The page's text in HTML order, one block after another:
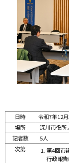
日時
令和7年12月
場所
深川市役所
記者数
5人
次第
第4回市
行政報告